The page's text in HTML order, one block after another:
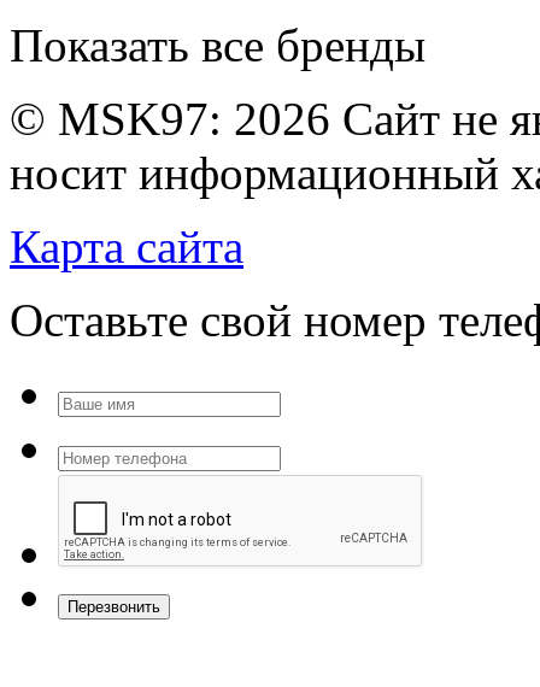
Показать все бренды
© MSK97: 2026 Сайт не
носит информационный
Карта сайта
Оставьте свой номер
Перезвонить